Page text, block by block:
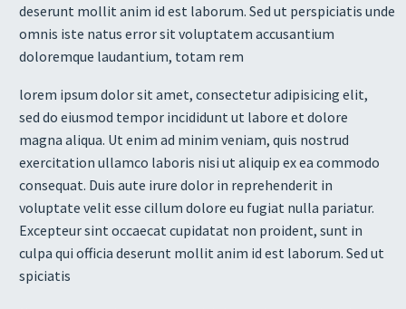
deserunt mollit anim id est laborum. Sed ut perspiciatis unde
omnis iste natus error sit voluptatem accusantium
doloremque laudantium, totam rem
lorem ipsum dolor sit amet, consectetur adipisicing elit,
sed do eiusmod tempor incididunt ut labore et dolore
magna aliqua. Ut enim ad minim veniam, quis nostrud
exercitation ullamco laboris nisi ut aliquip ex ea commodo
consequat. Duis aute irure dolor in reprehenderit in
voluptate velit esse cillum dolore eu fugiat nulla pariatur.
Excepteur sint occaecat cupidatat non proident, sunt in
culpa qui officia deserunt mollit anim id est laborum. Sed ut
spiciatis